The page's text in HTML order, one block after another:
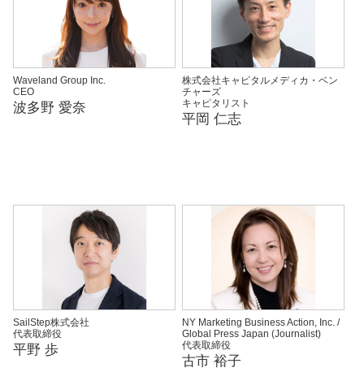
Waveland Group Inc.
CEO
波多野 愛奈
株式会社キャピタルメディカ・ベン
チャーズ
キャピタリスト
平岡 仁志
SailStep株式会社
代表取締役
平野 歩
NY Marketing Business Action, Inc. /
Global Press Japan (Journalist)
代表取締役
古市 裕子